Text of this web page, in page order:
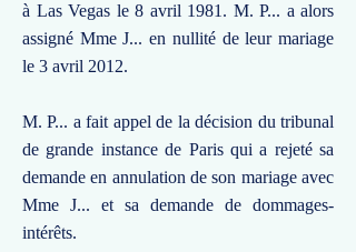
à Las Vegas le 8 avril 1981. M. P... a alors
assigné Mme J... en nullité de leur mariage
le 3 avril 2012.
M. P... a fait appel de la décision du tribunal
de grande instance de Paris qui a rejeté sa
demande en annulation de son mariage avec
Mme J... et sa demande de dommages-
intérêts.